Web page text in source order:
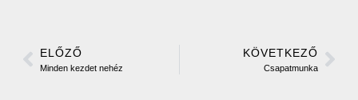
ELŐZŐ
Minden kezdet nehéz
KÖVETKEZŐ
Csapatmunka